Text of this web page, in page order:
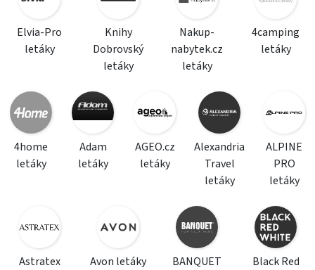
Elvia-Pro
letáky
Knihy
Dobrovský
letáky
Nakup-
nabytek.cz
letáky
4camping
letáky
4home
letáky
Adam
letáky
AGEO.cz
letáky
Alexandria
Travel
letáky
ALPINE
PRO
letáky
Astratex
Avon letáky
BANQUET
Black Red